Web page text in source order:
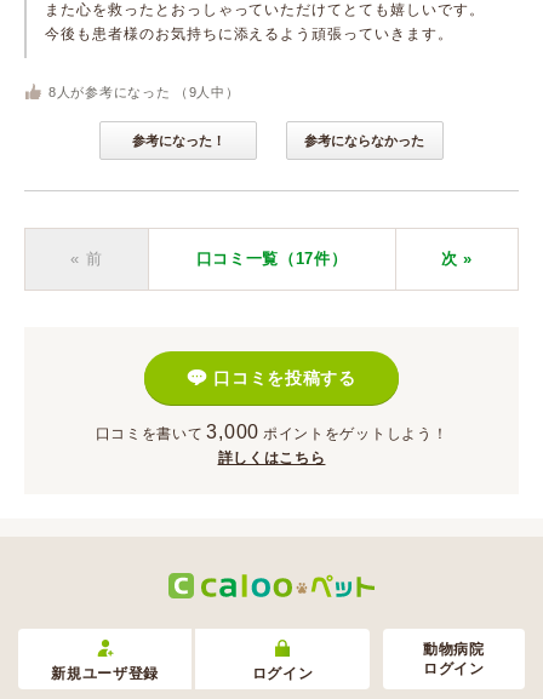
また心を救ったとおっしゃっていただけてとても嬉しいです。
今後も患者様のお気持ちに添えるよう頑張っていきます。
8 人が参考になった （ 9 人中）
参考になった！ 参考にならなかった
« 前 口コミ一覧（17件） 次 »
口コミを投稿する
口コミを書いて 3,000 ポイント をゲットしよう！
詳しくはこちら
新規ユーザ登録 ログイン
動物病院
ログイン